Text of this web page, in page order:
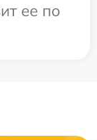
ее по